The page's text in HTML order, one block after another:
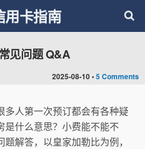
用卡指南
2025-08-10 •5 Comments
见问题 Q&A
多人第一次预订都会有各种疑
是什么意思？小费能不能不
解答，以皇家加勒比为例，